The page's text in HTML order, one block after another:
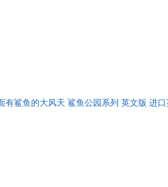
有鲨鱼的大风天 鲨鱼公园系列 英文版 进